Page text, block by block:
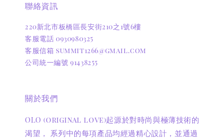
聯絡資訊
220新北市板橋區長安街210之1號6樓
客服電話 0930980325
客服信箱 summit1266@gmail.com
公司統一編號 91438255
關於我們
OLO (original love)起源於對時尚與極薄技術的
渴望， 系列中的每項產品均經過精心設計，並通過